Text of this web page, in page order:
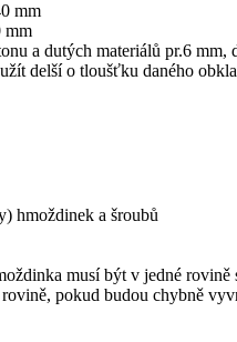
mm
mm
a dutých materiálů pr.6
delší o tloušťku daného
hmoždinek a šroubů
musí být v jedné
pokud budou chybně